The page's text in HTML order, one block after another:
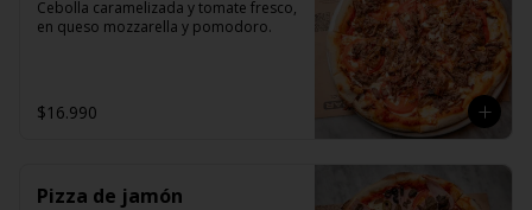
Cebolla caramelizada y tomate fresco,
en queso mozzarella y pomodoro.
$16.990
Pizza de jamón